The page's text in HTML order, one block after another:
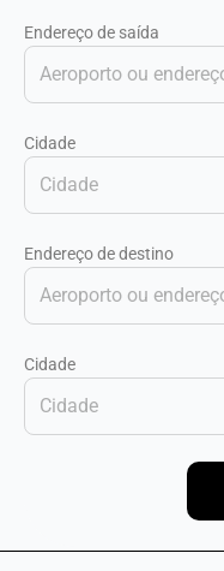
Endereço de saída
Cidade
Endereço de destino
Cidade